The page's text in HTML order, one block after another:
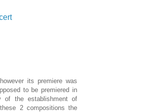
its premiere was
to be premiered in
of the establishment of
2 compositions the